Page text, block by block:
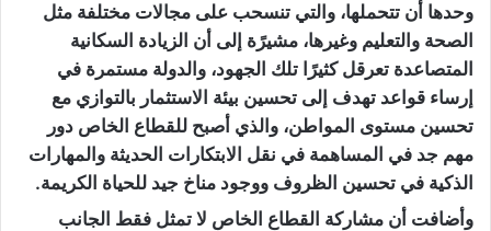
وحدها أن تتحملها، والتي تنسحب على مجالات مختلفة مثل
الصحة والتعليم وغيرها، مشيرًة إلى أن الزيادة السكانية
المتصاعدة تعرقل كثيرًا تلك الجهود، والدولة مستمرة في
إرساء قواعد تهدف إلى تحسين بيئة الاستثمار بالتوازي مع
تحسين مستوى المواطن، والذي أصبح للقطاع الخاص دور
مهم جد في المساهمة في نقل الابتكارات الحديثة والمهارات
الذكية في تحسين الظروف ووجود مناخ جيد للحياة الكريمة.
وأضافت أن مشاركة القطاع الخاص لا تمثل فقط الجانب